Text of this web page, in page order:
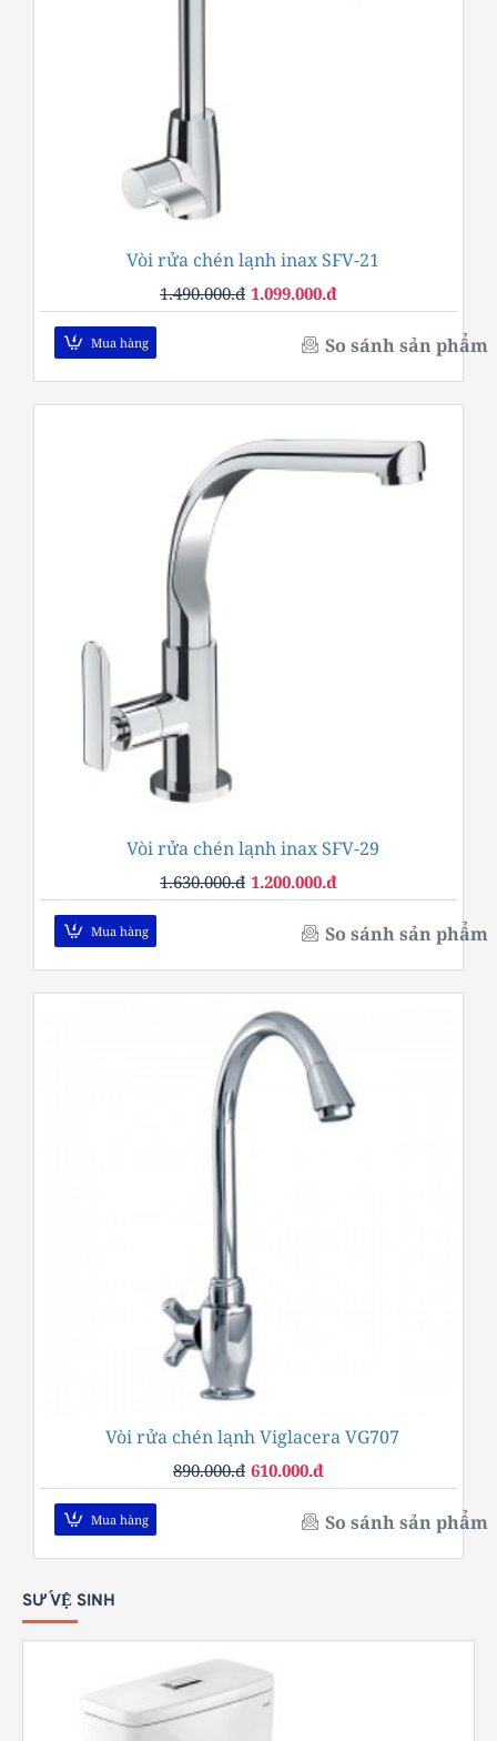
Vòi rửa chén lạnh inax SFV-21
1.099.000.đ
1.490.000.đ
Mua hàng So sánh sản phẩm
Vòi rửa chén lạnh inax SFV-29
1.200.000.đ
1.630.000.đ
Mua hàng So sánh sản phẩm
Vòi rửa chén lạnh Viglacera VG707
610.000.đ
890.000.đ
Mua hàng So sánh sản phẩm
SỨ VỆ SINH